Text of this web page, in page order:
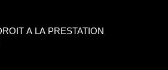
A LA PRESTATION